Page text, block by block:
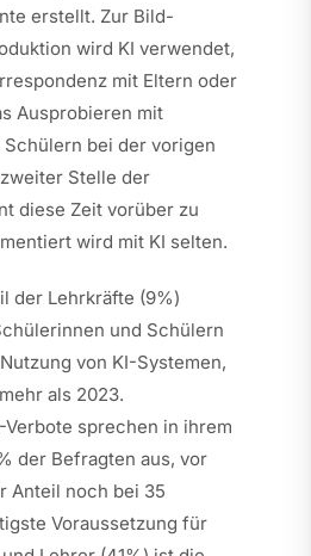
erstellt. Zur Bild-
wird KI verwendet,
mit Eltern oder
Ausprobieren mit
bei der vorigen
Stelle der
diese Zeit vorüber zu
wird mit KI selten.
der Lehrkräfte (9%)
und Schülern
von KI-Systemen,
als 2023.
sprechen in ihrem
der Befragten aus, vor
Anteil noch bei 35
Voraussetzung für